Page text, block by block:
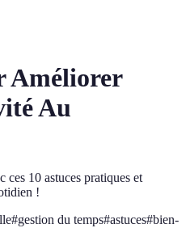
Améliorer
Au
10 astuces pratiques et
!
#gestion du temps#astuces#bien-